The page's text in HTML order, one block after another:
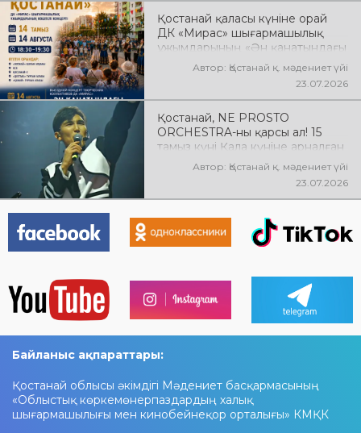
Қостанай қаласы күніне орай
ДК «Мирас» шығармашылық
ұжымдарының «Ән қанатындағы
Қостанай» көшпелі концерті
өтеді! Баршаңызды мерекелік
Автор: Қостанай қ. мәдениет үйі
23.07.2026
Қостанай, NE PROSTO
ORCHESTRA-ны қарсы ал! 15
тамыз күні Қала күніне арналған
мерекелік концертте NE
PROSTO ORCHESTRA өнер
көрсетеді! @ne_prosto_orchestra
Автор: Қостанай қ. мәдениет үйі
23.07.2026
Байланыс ақпараттары:
Қостанай облысы әкімдігі Мәдениет басқармасының
«Облыстық көркемөнерпаздардың халық
шығармашылығы мен кинобейнеқор орталығы» КМҚК